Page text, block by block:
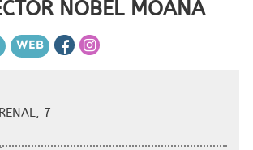
NOBEL MOAÑA
WEB
7